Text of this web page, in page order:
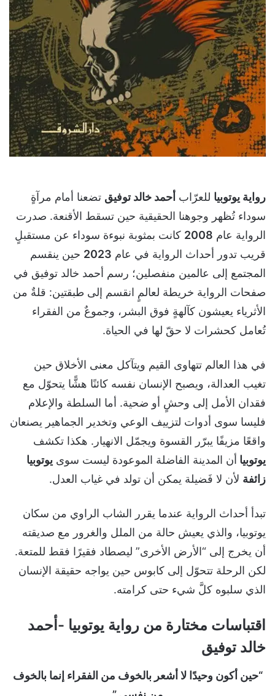
رواية يوتوبيا للعرّاب أحمد خالد توفيق تضعنا أمام مرآةٍ
سوداء تُظهر وجوهنا الحقيقية حين تسقط الأقنعة. صدرت
الرواية عام 2008 كانت بمثوبة نبوءة سوداء عن مستقبلٍ
قريب تدور أحداث الرواية في عام 2023 حين ينقسم
المجتمع إلى عالمين منفصلين؛ رسم أحمد خالد توفيق في
صفحات الرواية خريطة لعالمٍ انقسم إلى طبقتين: قلةٌ من
الأثرياء يعيشون كآلهةٍ فوق البشر، وجموعٌ من الفقراء
تُعامل كحشرات لا حقّ لها في الحياة.
في هذا العالم تتهاوى القيم ويتآكل معنى الأخلاق حين
تغيب العدالة، ويصبح الإنسان نفسه كائنًا هشًّا يتحوّل مع
فقدان الأمل إلى وحشٍ أو ضحية. أما السلطة والإعلام
فليسا سوى أدوات لتزييف الوعي وتخدير الجماهير يصنعان
واقعًا مزيفًا يبرّر القسوة ويجمّل الانهيار. هكذا تكشف
يوتوبيا أن المدينة الفاضلة الموعودة ليست سوى يوتوبيا
زائفة لأن لا فَضيلة يمكن أن تولد في غياب العدل.
تبدأ أحداث الرواية عندما يقرر الشاب الراوي من سكان
يوتوبيا، والذي يعيش حالة من الملل والغرور مع صديقته
أن يخرج إلى “الأرض الأخرى” ليصطاد فقيرًا فقط للمتعة.
لكن الرحلة تتحوّل إلى كابوس حين يواجه حقيقة الإنسان
الذي سلبوه كلَّ شيء حتى كرامته.
اقتباسات مختارة من رواية يوتوبيا -أحمد
خالد توفيق
“حين أكون وحيدًا لا أشعر بالخوف من الفقراء إنما بالخوف